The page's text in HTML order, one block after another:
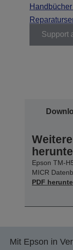
Support
Epson TM-
MICR
PDF
Mit Epson in